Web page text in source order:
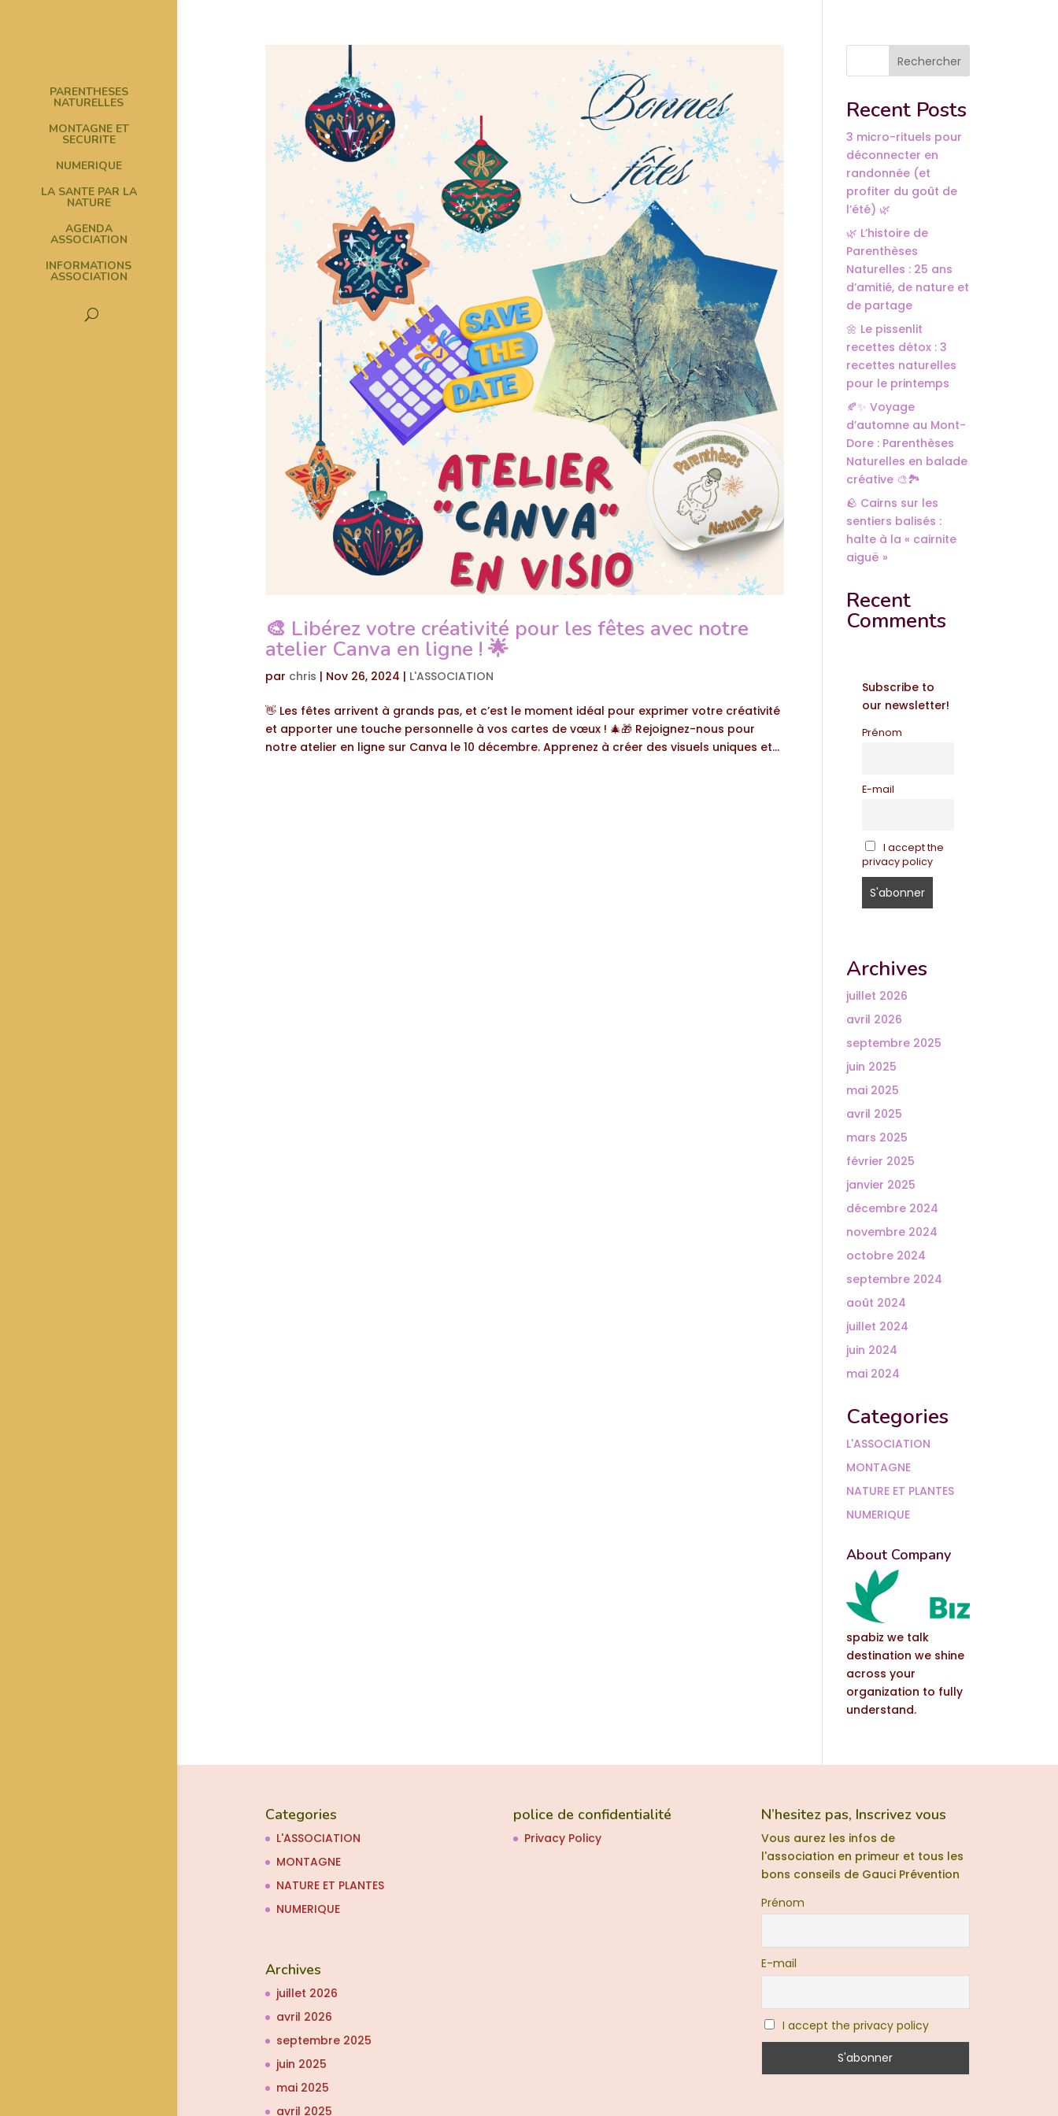
PARENTHESES
NATURELLES
MONTAGNE ET
SECURITE
NUMERIQUE
LA SANTE PAR LA
NATURE
AGENDA
ASSOCIATION
INFORMATIONS
ASSOCIATION
🎨 Libérez votre créativité pour les fêtes avec notre
atelier Canva en ligne ! 🌟
par chris | Nov 26, 2024 | L'ASSOCIATION
👋 Les fêtes arrivent à grands pas, et c’est le moment idéal pour exprimer votre créativité
et apporter une touche personnelle à vos cartes de vœux ! 🎄🎁 Rejoignez-nous pour
notre atelier en ligne sur Canva le 10 décembre. Apprenez à créer des visuels uniques et...
Rechercher
Recent Posts
3 micro-rituels pour
déconnecter en
randonnée (et
profiter du goût de
l’été) 🌿
🌿 L’histoire de
Parenthèses
Naturelles : 25 ans
d’amitié, de nature et
de partage
🌼 Le pissenlit
recettes détox : 3
recettes naturelles
pour le printemps
🍂✨ Voyage
d’automne au Mont-
Dore : Parenthèses
Naturelles en balade
créative 🎨🏞️
🪨 Cairns sur les
sentiers balisés :
halte à la « cairnite
aiguë »
Recent
Comments
Subscribe to
our newsletter!
Prénom
E-mail
I accept the
privacy policy
Archives
juillet 2026
avril 2026
septembre 2025
juin 2025
mai 2025
avril 2025
mars 2025
février 2025
janvier 2025
décembre 2024
novembre 2024
octobre 2024
septembre 2024
août 2024
juillet 2024
juin 2024
mai 2024
Categories
L'ASSOCIATION
MONTAGNE
NATURE ET PLANTES
NUMERIQUE
About Company
spabiz we talk
destination we shine
across your
organization to fully
understand.
Categories
L'ASSOCIATION
MONTAGNE
NATURE ET PLANTES
NUMERIQUE
Archives
juillet 2026
avril 2026
septembre 2025
juin 2025
mai 2025
avril 2025
police de confidentialité
Privacy Policy
N’hesitez pas, Inscrivez vous
Vous aurez les infos de
l'association en primeur et tous les
bons conseils de Gauci Prévention
Prénom
E-mail
I accept the privacy policy